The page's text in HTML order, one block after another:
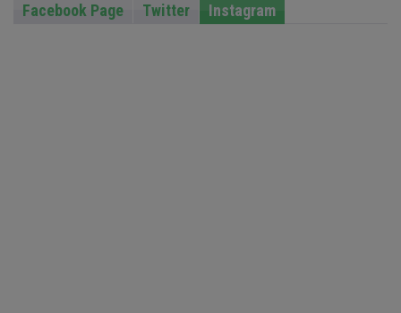
Facebook Page Twitter Instagram